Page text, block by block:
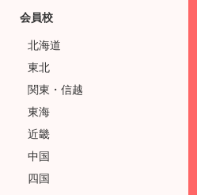
会員校
北海道
東北
関東・信越
東海
近畿
中国
四国